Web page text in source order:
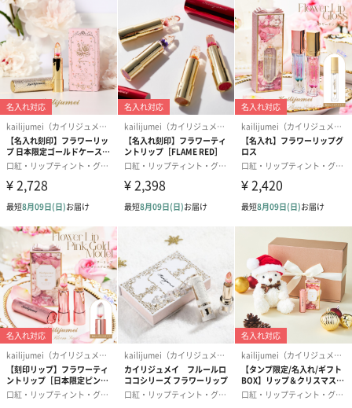
南国のドラゴンフルーツを連想させるポップなピンク。唇の水分
量に応じてあなたにピッタリの色に変化。
Clarins（クラランス）
「クラランス」の製品は女性の声に耳を傾け、そのニーズを理解
し、厳選された植物成分を配合した肌に響く製品を開発すること
が、クラランスのフィロソフィ（哲学）です。
成分
商品詳細情報
サイズ
外装：約2.6cm×2.6cm×8.3cm
本体：約2.3cm×2.3cm×7.9cm